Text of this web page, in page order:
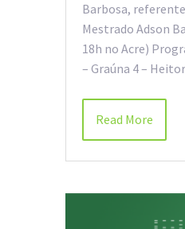
Barbosa,
Mestrado Adson
18h no Acre)
– Graúna 4 –
Read More